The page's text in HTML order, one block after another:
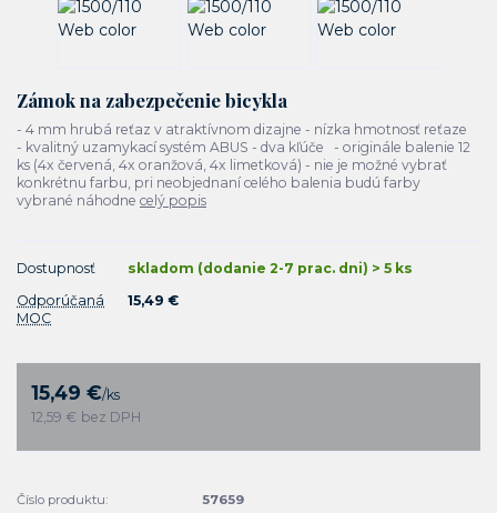
Zámok na zabezpečenie bicykla
- 4 mm hrubá reťaz v atraktívnom dizajne - nízka hmotnosť reťaze
- kvalitný uzamykací systém ABUS - dva kľúče - originále balenie 12
ks (4x červená, 4x oranžová, 4x limetková) - nie je možné vybrať
konkrétnu farbu, pri neobjednaní celého balenia budú farby
vybrané náhodne celý popis
Dostupnosť
skladom (dodanie 2-7 prac. dni) > 5 ks
Odporúčaná
MOC
15,49 €
15,49 €/ks
12,59 € bez DPH
Číslo produktu:
57659